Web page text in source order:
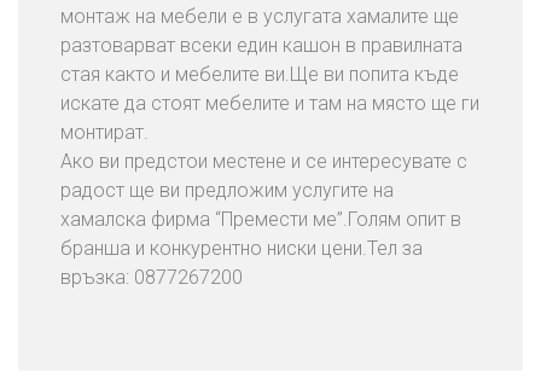
монтаж на мебели е в услугата хамалите ще
разтоварват всеки един кашон в правилната
стая както и мебелите ви.Ще ви попита къде
искате да стоят мебелите и там на място ще ги
монтират.
Ако ви предстои местене и се интересувате с
радост ще ви предложим услугите на
хамалска фирма “Премести ме”.Голям опит в
бранша и конкурентно ниски цени.Тел за
връзка: 0877267200